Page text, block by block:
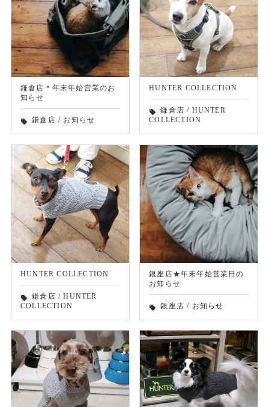
鎌倉店＊年末年始営業のお
知らせ
local_offer 鎌倉店 / お知らせ
HUNTER COLLECTION
local_offer 鎌倉店 / HUNTER
COLLECTION
HUNTER COLLECTION
local_offer 鎌倉店 /HUNTER
COLLECTION
銀座店★年末年始営業日の
お知らせ
local_offer 銀座店 / お知らせ